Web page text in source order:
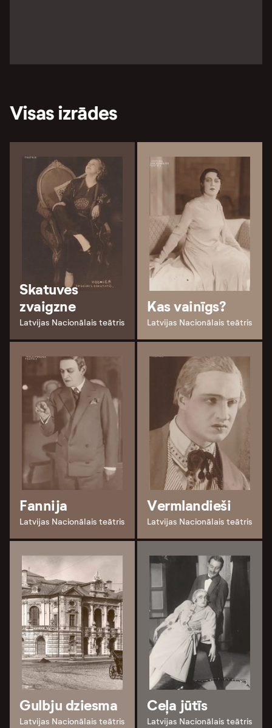
Visas izrādes
Skatuves
zvaigzne
Latvijas Nacionālais teātris
Kas vainīgs?
Latvijas Nacionālais teātris
Fannija
Latvijas Nacionālais teātris
Vermlandieši
Latvijas Nacionālais teātris
Gulbju dziesma
Latvijas Nacionālais teātris
Ceļa jūtīs
Latvijas Nacionālais teātris